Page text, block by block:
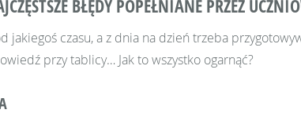
BŁĘDY POPEŁNIANE PRZEZ
jakiegoś czasu, a z dnia na dzień trzeba
przy tablicy… Jak to wszystko ogarnąć?